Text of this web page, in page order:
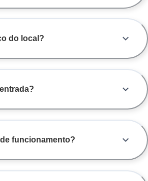
do local?
funcionamento?